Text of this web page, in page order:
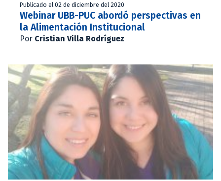
Publicado el 02 de diciembre del 2020
Webinar UBB-PUC abordó perspectivas en
la Alimentación Institucional
Por Cristian Villa Rodríguez